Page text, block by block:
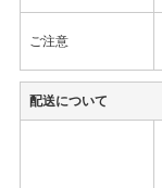
ご注意
配送について